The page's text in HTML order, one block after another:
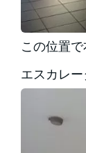
この位置で
エスカレー